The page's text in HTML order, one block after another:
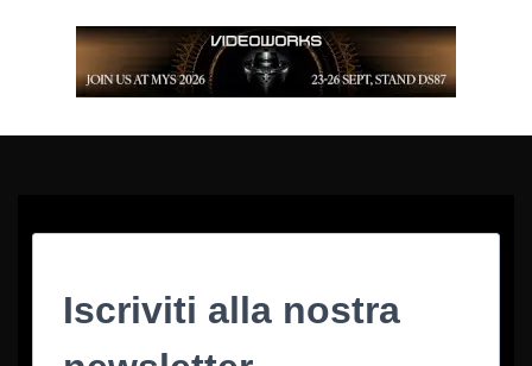
Iscriviti alla nostra